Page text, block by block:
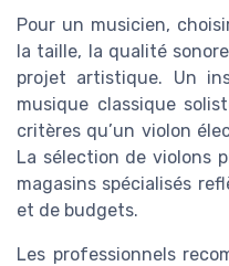
Pour un musicien,
la taille, la qualité
projet artistique. Un
musique classique
critères qu’un violon
La sélection de violons
magasins spécialisés
et de budgets.
Les professionnels